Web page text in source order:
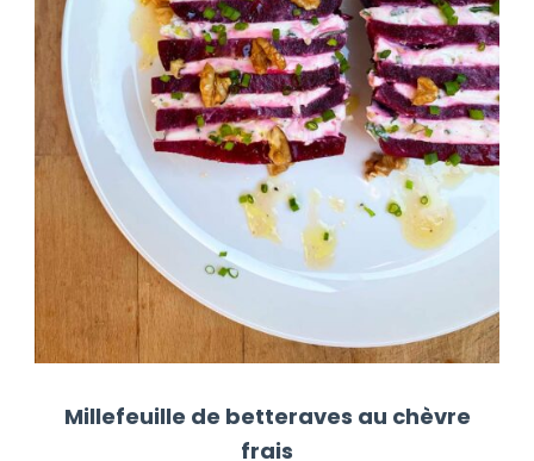
Millefeuille de betteraves au chèvre
frais